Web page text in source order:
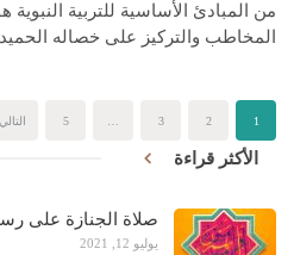
من المبادئ الأساسية للتربية
المخاطب والتركيز على خصاله
1
2
3
5 التالي
الأكثر قراءة
صلاة الجنازة على
يوليو 12, 2021